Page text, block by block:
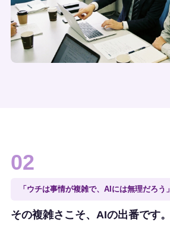
02
「ウチは事情が複雑で、AIには無理だろう」
その複雑さこそ、AIの出番です。